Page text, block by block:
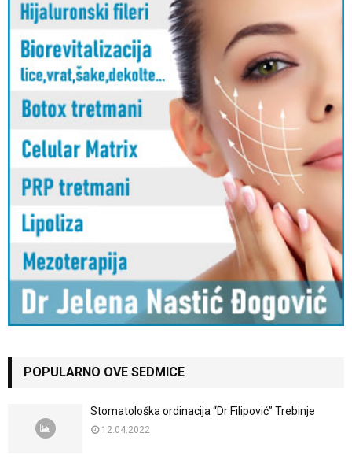
POPULARNO OVE SEDMICE
Stomatološka ordinacija “Dr Filipović” Trebinje
12.04.2022